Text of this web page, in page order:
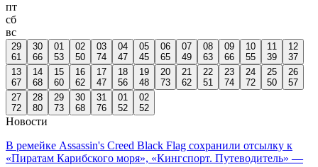
пт
сб
вс
29
61
30
66
01
53
02
50
03
74
04
47
05
45
06
65
07
49
08
63
09
66
10
55
11
39
12
37
13
67
14
68
15
60
16
62
17
47
18
56
19
48
20
73
21
62
22
51
23
74
24
72
25
50
26
57
27
72
28
80
29
73
30
68
31
76
01
52
02
52
Новости
В ремейке Assassin's Creed Black Flag сохранили отсылку к
«Пиратам Карибского моря», «Кингспорт. Путеводитель» —